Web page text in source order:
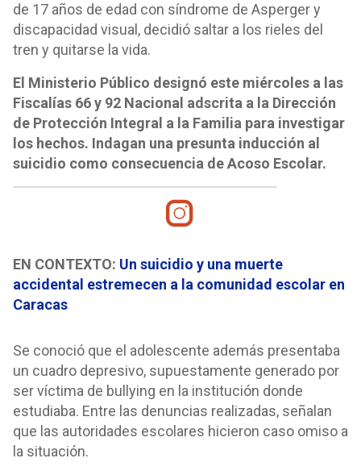
de 17 años de edad con síndrome de Asperger y
discapacidad visual, decidió saltar a los rieles del
tren y quitarse la vida.
El Ministerio Público designó este miércoles a las
Fiscalías 66 y 92 Nacional adscrita a la Dirección
de Protección Integral a la Familia para investigar
los hechos. Indagan una presunta inducción al
suicidio como consecuencia de Acoso Escolar.
EN CONTEXTO: Un suicidio y una muerte
accidental estremecen a la comunidad escolar en
Caracas
Se conoció que el adolescente además presentaba
un cuadro depresivo, supuestamente generado por
ser víctima de bullying en la institución donde
estudiaba. Entre las denuncias realizadas, señalan
que las autoridades escolares hicieron caso omiso a
la situación.